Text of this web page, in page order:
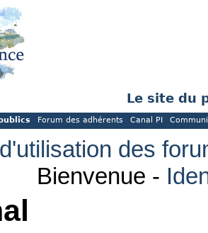
Le site du
Forum des adhérents Canal PI
des
Bienvenue -